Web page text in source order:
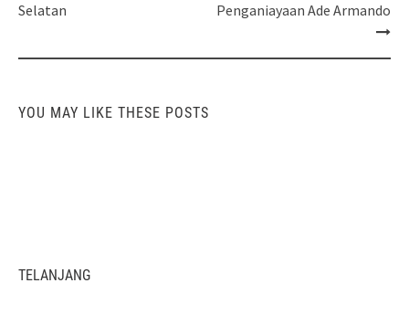
Selatan
Penganiayaan Ade Armando
YOU MAY LIKE THESE POSTS
TELANJANG